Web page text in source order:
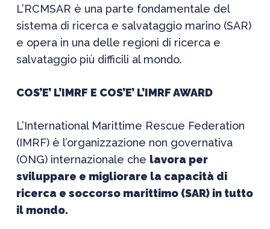
L’RCMSAR è una parte fondamentale del
sistema di ricerca e salvataggio marino (SAR)
e opera in una delle regioni di ricerca e
salvataggio più difficili al mondo.
COS’E’ L’IMRF E COS’E’ L’IMRF AWARD
L’International Marittime Rescue Federation
(IMRF) è l’organizzazione non governativa
(ONG) internazionale che lavora per
sviluppare e migliorare la capacità di
ricerca e soccorso marittimo (SAR) in tutto
il mondo.